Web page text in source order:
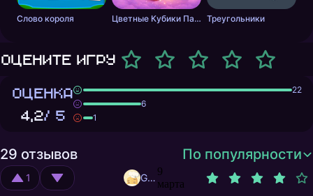
Слово короля Цветные Кубики Пазл Треугольники
Оцените игру
ОЦЕНКА
4,2/ 5
22
6
1
29 отзывов По популярности
1 GatoFuncionario
9
марта